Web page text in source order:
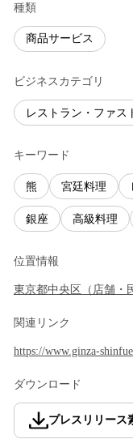
種類
商品サービス
ビジネスカテゴリ
レストラン・ファス
キーワード
熊 宮廷料理
銀座 高級料理
位置情報
東京都中央区 （ 店舗・
関連リンク
https://www.ginza-
ダウンロード
プレスリリース